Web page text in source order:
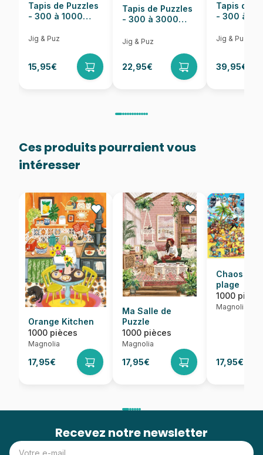
Tapis de Puzzles
- 300 à 1000
Jig & Puz
15,95€
Tapis de Puzzles
- 300 à 3000
Jig & Puz
22,95€
Tapis de
- 300 à
Jig & Puz
39,95€
Ces produits pourraient vous
intéresser
Orange Kitchen
1000 pièces
Magnolia
17,95€
Ma Salle de
Puzzle
1000 pièces
Magnolia
17,95€
Chaos sur
plage
1000
Magnolia
17,95€
Recevez notre newsletter